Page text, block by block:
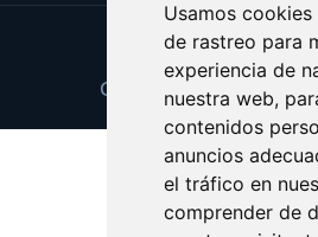
Usamos
de rastreo para
experiencia de
nuestra web,
contenidos
anuncios
el tráfico en
comprender de
Update cookies
Copyright © 2025